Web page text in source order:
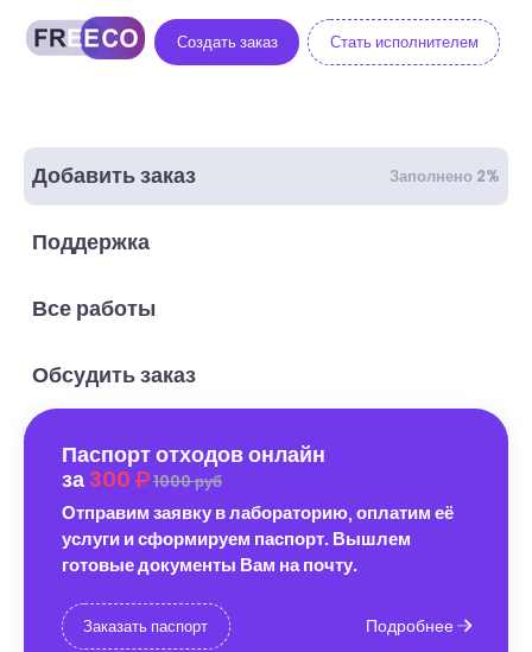
Создать заказ Стать исполнителем
Добавить заказ Заполнено 2%
Поддержка
Все работы
Обсудить заказ
Паспорт отходов онлайн
за 300 1000 руб
Отправим заявку в лабораторию, оплатим её
услуги и сформируем паспорт. Вышлем
готовые документы Вам на почту.
Заказать паспорт Подробнее